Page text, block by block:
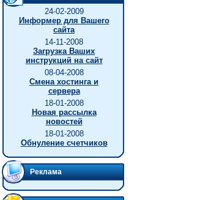
24-02-2009
Информер для Вашего
сайта
14-11-2008
Загрузка Ваших
инструкций на сайт
08-04-2008
Смена хостинга и
сервера
18-01-2008
Новая рассылка
новостей
18-01-2008
Обнуление счетчиков
Реклама